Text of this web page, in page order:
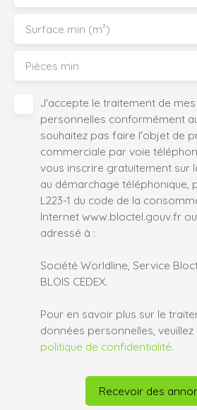
Surface min (m²)
Pièces min
J'accepte le traitement de
personnelles conformément
souhaitez pas faire l'objet de
commerciale par voie
vous inscrire gratuitement sur
au démarchage téléphonique,
L223-1 du code de la
Internet www.bloctel.gouv.fr
adressé à :
Société Worldline, Service
BLOIS CEDEX.
Pour en savoir plus sur le
données personnelles,
politique de confidentialité.
Recevoir des